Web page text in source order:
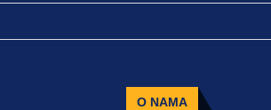
O NAMA